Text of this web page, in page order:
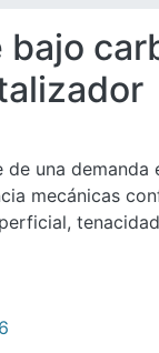
una demanda
mecánicas